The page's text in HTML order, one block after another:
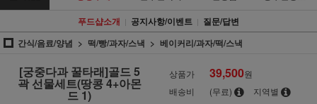
푸드샵소개 | 공지사항/이벤트 | 질문/답변
간식/음료/양념
떡/빵/과자/스낵 베이커리/과자/떡/스낵
[궁중다과 꿀타래]골드 5
곽 선물세트(땅콩 4+아몬
드 1)
상품가 39,500원
배송비
(무료) 지역별